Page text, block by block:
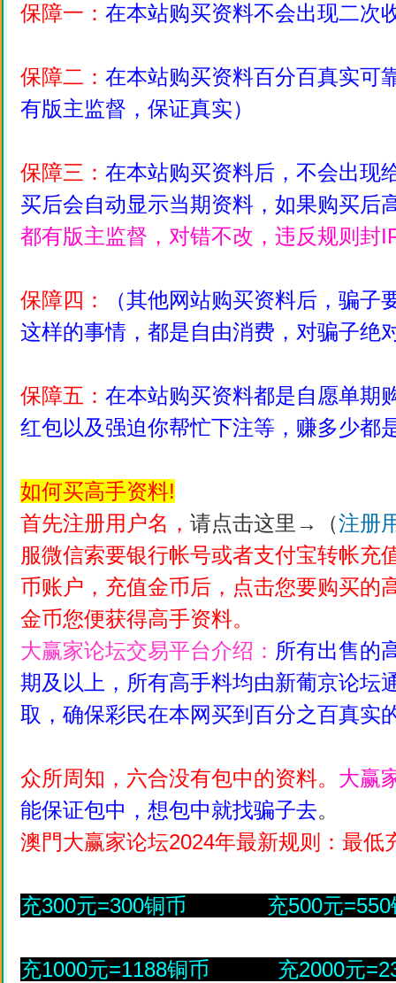
保障一：在本站购买资料不会出现二次
保障二：在本站购买资料百分百真实可
有版主监督，保证真实）
保障三：在本站购买资料后，不会出现
买后会自动显示当期资料，如果购买后
都有版主监督，对错不改，违反规则封
保障四：
（其他网站购买资料后，骗
这样的事情，都是自由消费，对骗子绝
保障五：在本站购买资料都是自愿单期
红包以及强迫你帮忙下注等，赚多少都
如何买高手资料!
首先注册用户名，请点击这里→（注册
服微信索要银行帐号或者支付宝转帐充
币账户，充值金币后，点击您要购买的
金币您便获得高手资料。
大赢家论坛交易平台介绍： 所有出售的
期及以上，所有高手料均由新葡京论坛
取，确保彩民在本网买到百分之百真实
众所周知，六合没有包中的资料。 大赢
能保证包中，想包中就找骗子去。
澳門大赢家论坛2024年最新规则：最低
充300元=300铜币 充500元=550
充1000元=1188铜币 充2000元